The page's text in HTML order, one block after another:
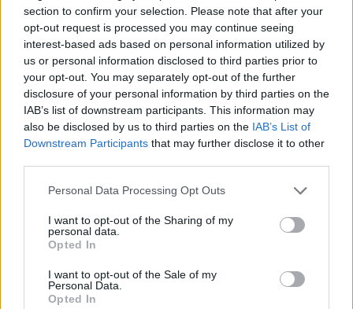
section to confirm your selection. Please note that after your
opt-out request is processed you may continue seeing
interest-based ads based on personal information utilized by
us or personal information disclosed to third parties prior to
your opt-out. You may separately opt-out of the further
disclosure of your personal information by third parties on the
IAB’s list of downstream participants. This information may
also be disclosed by us to third parties on the IAB’s List of
Downstream Participants that may further disclose it to other
Personal Data Processing Opt Outs
I want to opt-out of the Sharing of my
personal data.
Opted In
I want to opt-out of the Sale of my
Personal Data.
Opted In